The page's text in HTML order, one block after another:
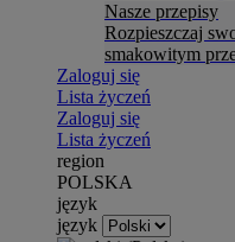
Nasze przepisy
Rozpieszczaj
smakowitym
Zaloguj się
Lista życzeń
Zaloguj się
Lista życzeń
region
POLSKA
język
język